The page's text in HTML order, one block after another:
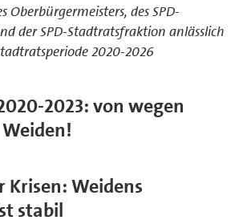
Oberbürgermeisters, des SPD-
der SPD-Stadtratsfraktion anlässlich
2020-2026
2023: von wegen
Krisen: Weidens
stabil